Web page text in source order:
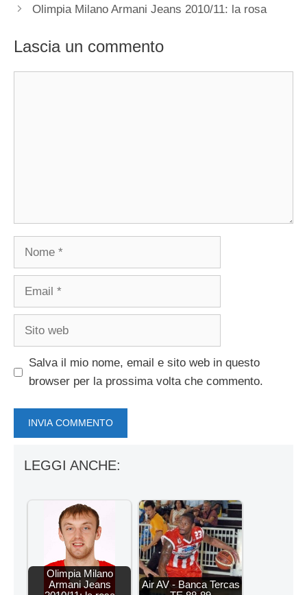
Olimpia Milano Armani Jeans 2010/11: la rosa
Lascia un commento
Nome
Email
Sito
Salva il mio nome, email e sito web in questo
browser per la prossima volta che commento.
LEGGI ANCHE:
Olimpia Milano
Armani Jeans
Air AV - Banca Tercas